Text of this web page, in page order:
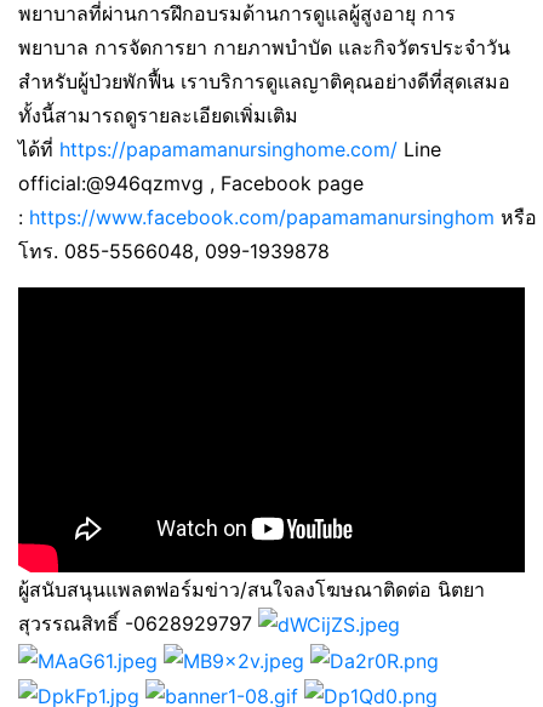
พยาบาลที่ผ่านการฝึกอบรมด้านการดูแลผู้สูงอายุ การ
พยาบาล การจัดการยา กายภาพบำบัด และกิจวัตรประจำวัน
สำหรับผู้ป่วยพักฟื้น เราบริการดูแลญาติคุณอย่างดีที่สุดเสมอ
ทั้งนี้สามารถดูรายละเอียดเพิ่มเติม
ได้ที่ https://papamamanursinghome.com/ Line
official:@946qzmvg , Facebook page
: https://www.facebook.com/papamamanursinghom หรือ
โทร. 085-5566048, 099-1939878
ผู้สนับสนุนแพลตฟอร์มข่าว/สนใจลงโฆษณาติดต่อ นิตยา
สุวรรณสิทธิ์ -0628929797